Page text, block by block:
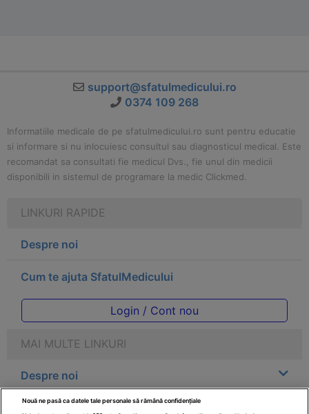
support@sfatulmedicului.ro
0374 109 268
Informatiile medicale de pe sfatulmedicului.ro sunt pentru educatie
si informare si nu inlocuiesc consultul sau diagnosticul medical. Este
recomandat sa consultati fie medicul Dvs., fie unul din medicii
disponibili in sistemul de programare la medic Clickmed.
LINKURI RAPIDE
Despre noi
Cum te ajuta SfatulMedicului
Login / Cont nou
MAI MULTE LINKURI
Despre noi
Legal
Nouă ne pasă ca datele tale personale să rămână confidențiale